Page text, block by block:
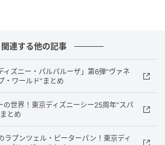
て、ディズニーの人気キャラク
の記念日である6月26日の「ステ
オハナ＝家族との最高の夏“をテ
関連する他の記事
ィズニー・パルパルーザ」第6弾“ヴァネ
・ワールド”まとめ
の世界！東京ディズニーシー25周年“スパ
とめ
ラプンツェル・ピーターパン！東京ディ